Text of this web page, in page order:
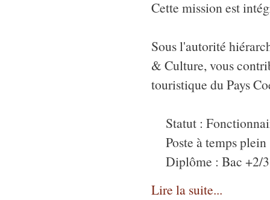
Cette mission est
Sous l'autorité
& Culture, vous
touristique du Pays
Statut :
Poste à temps plein
Diplôme : Bac +2/
Lire la suite...